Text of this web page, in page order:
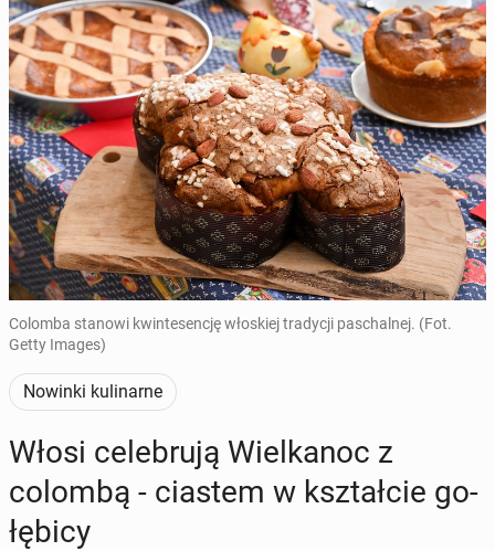
Colomba stanowi kwintesencję włoskiej tradycji paschalnej. (Fot.
Getty Images)
Nowinki kulinarne
Włosi ce­le­bru­ją Wiel­ka­noc z
colombą - ciastem w kształ­cie go­
łę­bi­cy